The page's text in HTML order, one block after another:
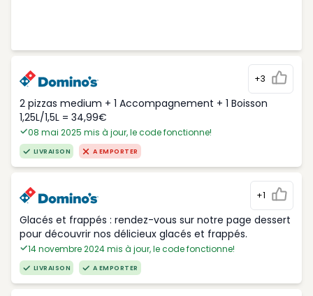
+3
2 pizzas medium + 1 Accompagnement + 1 Boisson
1,25L/1,5L = 34,99€
08 mai 2025 mis à jour, le code fonctionne!
LIVRAISON A EMPORTER
+1
Glacés et frappés : rendez-vous sur notre page dessert
pour découvrir nos délicieux glacés et frappés.
14 novembre 2024 mis à jour, le code fonctionne!
LIVRAISON A EMPORTER